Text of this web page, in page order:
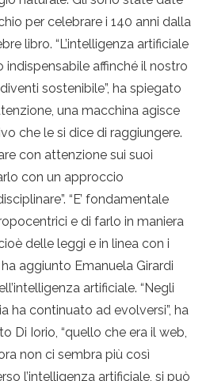
per celebrare i 140 anni dalla
libro. “L’intelligenza artificiale
affinché il nostro
sostenibile”, ha spiegato
una macchina agisce
che le si dice di raggiungere.
con attenzione sui suoi
con un approccio
“E’ fondamentale
e di farlo in maniera
delle leggi e in linea con i
aggiunto Emanuela Girardi
artificiale. “Negli
ha continuato ad evolversi”, ha
Di Iorio, “quello che era il web,
non ci sembra più così
l’intelligenza artificiale, si può